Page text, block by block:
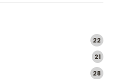
22
21
28